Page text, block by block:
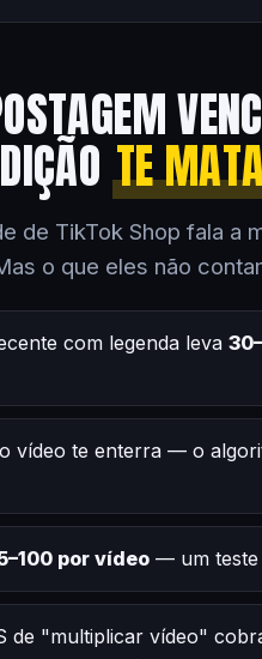
TE
de TikTok Shop fala a
o que eles não
com legenda leva
vídeo te enterra — o
por vídeo — um teste
de "multiplicar vídeo"